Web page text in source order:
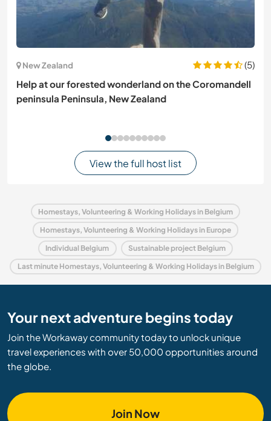
New Zealand
(5)
Help at our forested wonderland on the Coromandell
peninsula Peninsula, New Zealand
View the full host list
Homestays, Volunteering & Working Holidays in Belgium
Homestays, Volunteering & Working Holidays in Europe
Individual Belgium Sustainable project Belgium
Last minute Homestays, Volunteering & Working Holidays in Belgium
Your next adventure begins today
Join the Workaway community today to unlock unique
travel experiences with over 50,000 opportunities around
the globe.
Join Now